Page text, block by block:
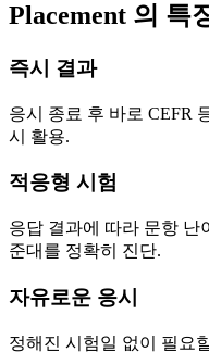
Placement 의 특
즉시 결과
응시 종료 후 바로 CEFR
시 활용.
적응형 시험
응답 결과에 따라 문항
준대를 정확히 진단.
자유로운 응시
정해진 시험일 없이 필요